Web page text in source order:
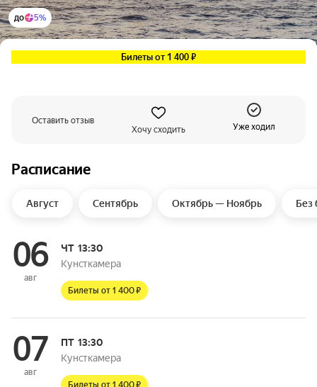
до 5%
Билеты от 1 400 ₽
Оставить отзыв
Хочу сходить
Уже ходил
Расписание
Август Сентябрь Октябрь — Ноябрь Без
06
авг
ЧТ13:30
Кунсткамера
Билеты от 1 400 ₽
07
авг
ПТ13:30
Кунсткамера
Билеты от 1 400 ₽